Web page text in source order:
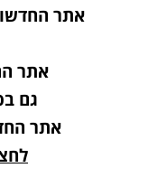
אתר
אתר
גם
אתר